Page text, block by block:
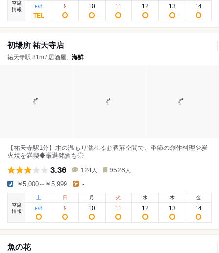
空席
情報
8/8 9 10 11 12 13 14
初場所 祐天寺店
祐天寺駅 81m / 居酒屋、 海鮮
【祐天寺駅1分】木の温もり溢れるお洒落空間で、季節の創作料理や炭
火焼を満喫◆厳選銘酒も◎
3.36 124 人 9528 人
￥5,000～￥5,999 -
空席
情報
土
8/8
日
9
月
10
火
11
水
12
木
13
金
14
魚の花